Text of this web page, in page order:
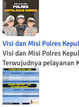
Visi dan Misi Polres
Visi dan Misi Polres
Terwujudnya pelayanan